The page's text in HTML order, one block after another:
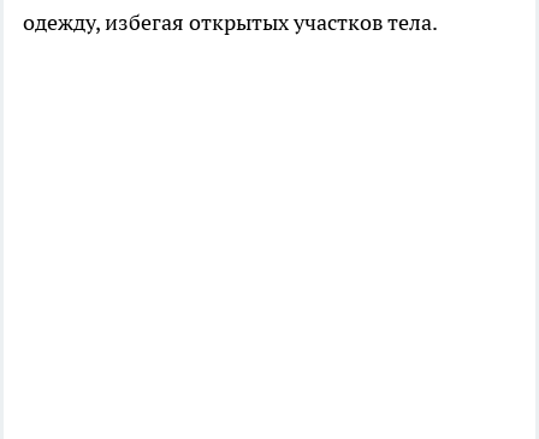
одежду, избегая открытых участков тела.